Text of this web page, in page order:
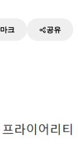
크 공유